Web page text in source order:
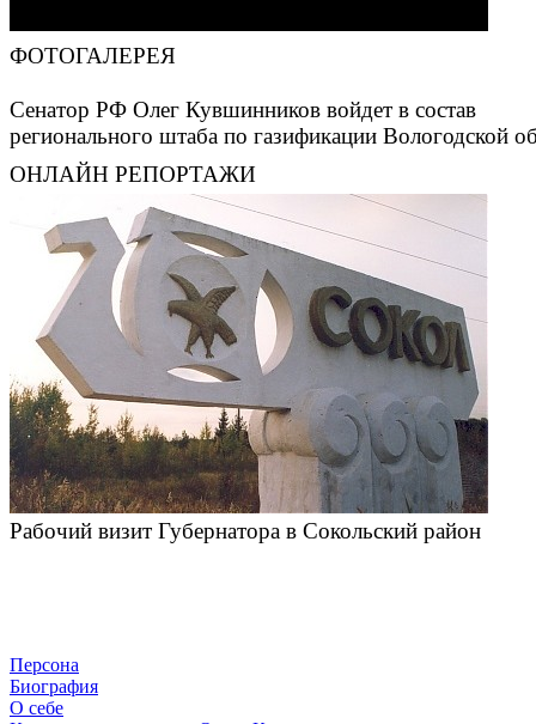
ФОТОГАЛЕРЕЯ
Сенатор РФ Олег Кувшинников войдет в состав
регионального штаба по газификации Вологодской
ОНЛАЙН РЕПОРТАЖИ
Рабочий визит Губернатора в Сокольский район
Персона
Биография
О себе